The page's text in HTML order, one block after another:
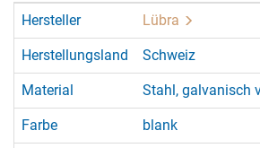
Hersteller Lübra
Herstellungsland Schweiz
Material Stahl, galvanisch
Farbe blank